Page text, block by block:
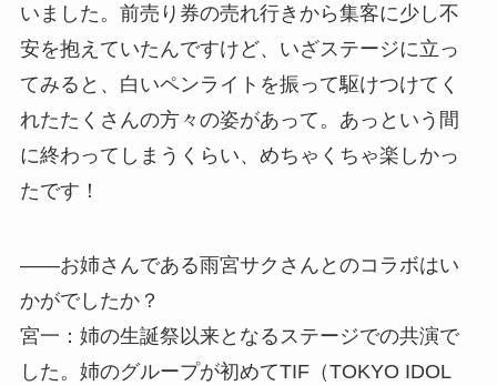
いました。前売り券の売れ行きから集客に少し不
安を抱えていたんですけど、いざステージに立っ
てみると、白いペンライトを振って駆けつけてく
れたたくさんの方々の姿があって。あっという間
に終わってしまうくらい、めちゃくちゃ楽しかっ
たです！
――お姉さんである雨宮サクさんとのコラボはい
かがでしたか？
宮一：姉の生誕祭以来となるステージでの共演で
した。姉のグループが初めてTIF（TOKYO IDOL